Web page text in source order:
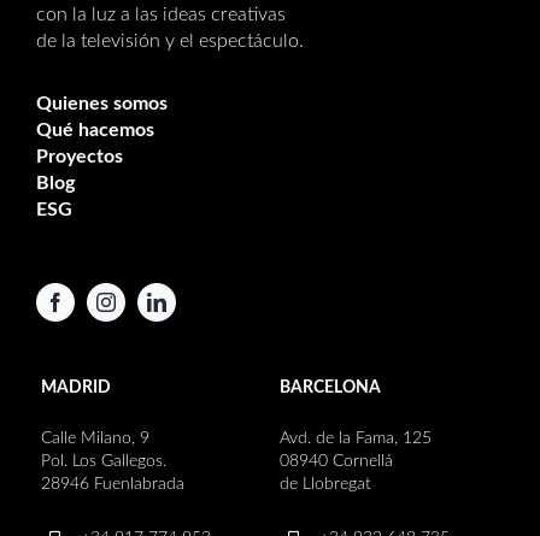
con la luz a las ideas creativas
de la televisión y el espectáculo.
Quienes somos
Qué hacemos
Proyectos
Blog
ESG
MADRID
Calle Milano, 9
Pol. Los Gallegos.
28946 Fuenlabrada
BARCELONA
Avd. de la Fama, 125
08940 Cornellá
de Llobregat